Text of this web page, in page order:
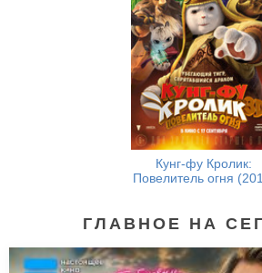
Кунг-фу панда 2
Кунг-фу Кролик:
Повелитель огня
ГЛАВНОЕ НА